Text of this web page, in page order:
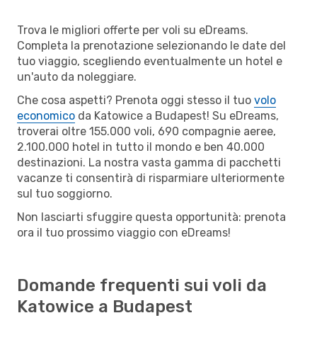
Trova le migliori offerte per voli su eDreams.
Completa la prenotazione selezionando le date del
tuo viaggio, scegliendo eventualmente un hotel e
un'auto da noleggiare.
Che cosa aspetti? Prenota oggi stesso il tuo volo
economico da Katowice a Budapest! Su eDreams,
troverai oltre 155.000 voli, 690 compagnie aeree,
2.100.000 hotel in tutto il mondo e ben 40.000
destinazioni. La nostra vasta gamma di pacchetti
vacanze ti consentirà di risparmiare ulteriormente
sul tuo soggiorno.
Non lasciarti sfuggire questa opportunità: prenota
ora il tuo prossimo viaggio con eDreams!
Domande frequenti sui voli da
Katowice a Budapest